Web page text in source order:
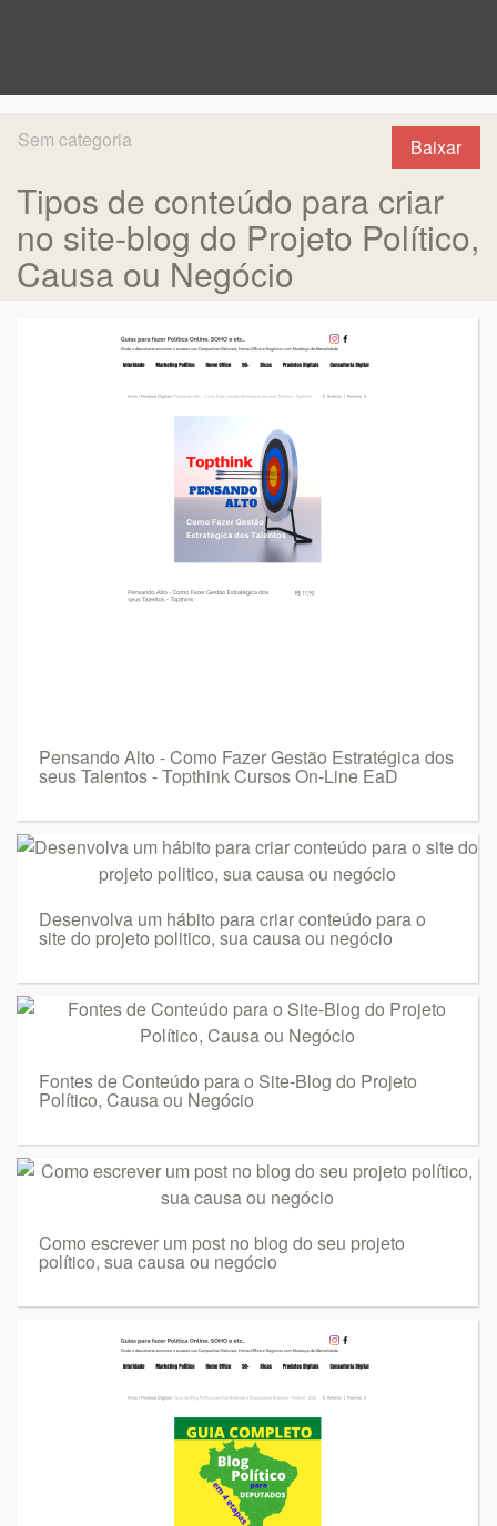
Baixar
Sem categoria
Tipos de conteúdo para criar
no site-blog do Projeto Político,
Causa ou Negócio
Pensando Alto - Como Fazer Gestão Estratégica dos
seus Talentos - Topthink Cursos On-Line EaD
Desenvolva um hábito para criar conteúdo para o
site do projeto politico, sua causa ou negócio
Fontes de Conteúdo para o Site-Blog do Projeto
Político, Causa ou Negócio
Como escrever um post no blog do seu projeto
político, sua causa ou negócio